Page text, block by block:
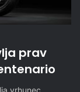
prav